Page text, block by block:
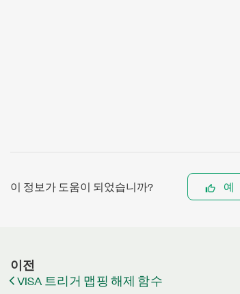
이 정보가 도움이 되었습니까? 예
이전
VISA 트리거 맵핑 해제 함수